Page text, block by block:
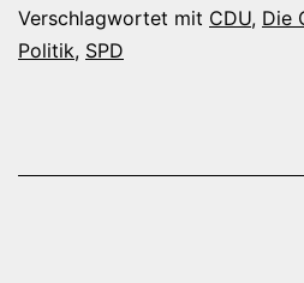
Verschlagwortet mit CDU, Die
Politik, SPD